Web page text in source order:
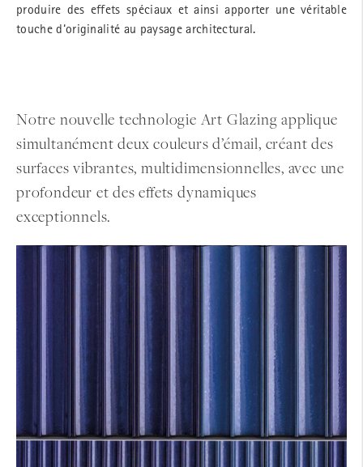
produire des effets spéciaux et ainsi apporter une véritable
touche d‘originalité au paysage architectural.
Notre nouvelle technologie Art Glazing applique
simultanément deux couleurs d’émail, créant des
surfaces vibrantes, multidimensionnelles, avec une
profondeur et des effets dynamiques
exceptionnels.